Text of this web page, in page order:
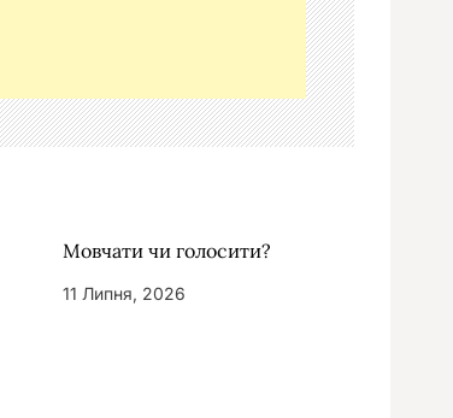
Мовчати чи голосити?
11 Липня, 2026